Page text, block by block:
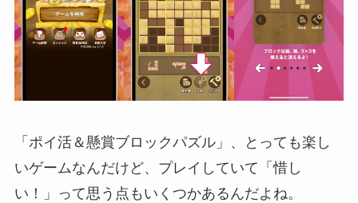
「ポイ活＆懸賞ブロックパズル」、とっても楽し
いゲームなんだけど、プレイしていて「惜し
い！」って思う点もいくつかあるんだよね。